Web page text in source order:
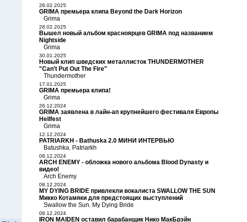
28.02.2025
GRIMA премьера клипа Beyond the Dark Horizon
Grima
28.02.2025
Вышел новый альбом красноярцев GRIMA под названием
Nightside
Grima
30.01.2025
Новый клип шведских металлисток THUNDERMOTHER
"Can’t Put Out The Fire"
Thundermother
17.01.2025
GRIMA премьера клипа!
Grima
26.12.2024
GRIMA заявлена в лайн-ап крупнейшего фестиваля Европы
Hellfest
Grima
12.12.2024
PATRIARKH - Bathuska 2.0 МИНИ ИНТЕРВЬЮ
Batushka Patriarkh
08.12.2024
ARCH ENEMY - обложка нового альбома Blood Dynasty и
видео!
Arch Enemy
08.12.2024
MY DYING BRIDE привлекли вокалиста SWALLOW THE SUN
Микко Котамяки для предстоящих выступлений
Swallow the Sun
My Dying Bride
08.12.2024
IRON MAIDEN оставил барабанщик Нико МакБрэйн